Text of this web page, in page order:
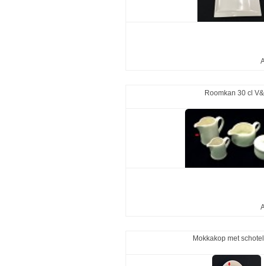
Roomkan 30 cl
Mokkakop met